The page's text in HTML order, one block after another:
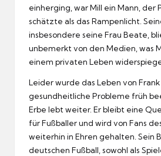
einherging, war Mill ein Mann, der
schätzte als das Rampenlicht.
insbesondere seine Frau Beate,
unbemerkt von den Medien, was
einem privaten Leben
Leider wurde das Leben von Frank
gesundheitliche Probleme früh
Erbe lebt weiter. Er bleibt eine
für Fußballer und wird von Fans
weiterhin in Ehren gehalten. Sein
deutschen Fußball, sowohl als